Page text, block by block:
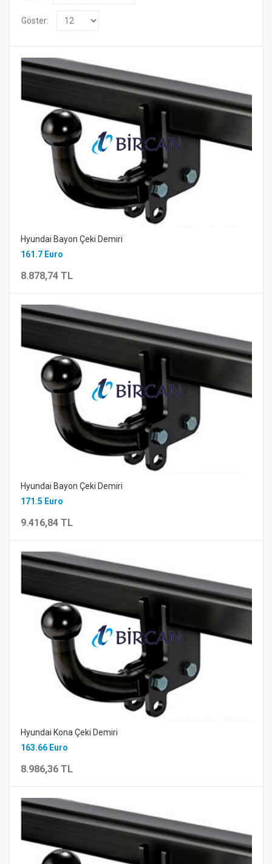
Göster:
Hyundai Bayon Çeki Demiri
161.7 Euro
8.878,74 TL
Hyundai Bayon Çeki Demiri
171.5 Euro
9.416,84 TL
Hyundai Kona Çeki Demiri
163.66 Euro
8.986,36 TL